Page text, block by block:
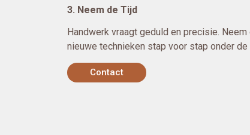
3. Neem de Tijd
Handwerk vraagt geduld en precisie.
nieuwe technieken stap voor stap onder de
Contact